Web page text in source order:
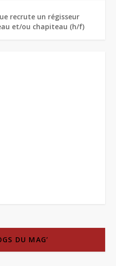
recrute un régisseur
et/ou chapiteau (h/f)
DU MAG’